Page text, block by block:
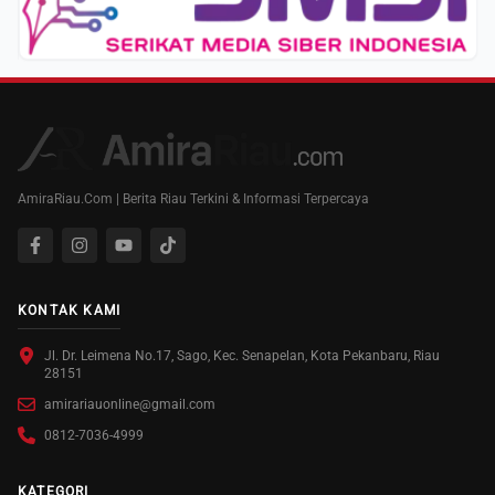
AmiraRiau.Com | Berita Riau Terkini & Informasi Terpercaya
KONTAK KAMI
Jl. Dr. Leimena No.17, Sago, Kec. Senapelan, Kota Pekanbaru, Riau
28151
amirariauonline@gmail.com
0812-7036-4999